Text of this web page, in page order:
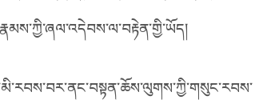
English
ភាសាខ្មែរ
ཕབ་ལེན། འདིའི་ཡོང་ཁུངས།